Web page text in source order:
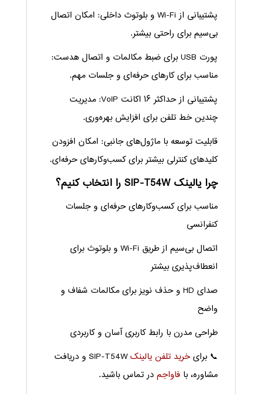
پشتیبانی از Wi-Fi و بلوتوث داخلی: امکان اتصال
بی‌سیم برای راحتی بیشتر.
پورت USB برای ضبط مکالمات و اتصال هدست:
مناسب برای کارهای حرفه‌ای و جلسات مهم.
پشتیبانی از حداکثر ۱۶ اکانت VoIP: مدیریت
چندین خط تلفن برای افزایش بهره‌وری.
قابلیت توسعه با ماژول‌های جانبی: امکان افزودن
کلیدهای کنترلی بیشتر برای کسب‌وکارهای حرفه‌ای.
چرا یالینک SIP-T54W را انتخاب کنیم؟
مناسب برای کسب‌وکارهای حرفه‌ای و جلسات
کنفرانسی
اتصال بی‌سیم از طریق Wi-Fi و بلوتوث برای
انعطاف‌پذیری بیشتر
صدای HD و حذف نویز برای مکالمات شفاف و
واضح
طراحی مدرن با رابط کاربری آسان و کاربردی
📞 برایخرید تلفن یالینک
SIP-T54W و دریافت
مشاوره، با فاواجمدر تماس باشید.